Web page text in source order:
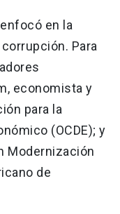
en la
Para
economista y
para la
(OCDE); y
Modernización
de